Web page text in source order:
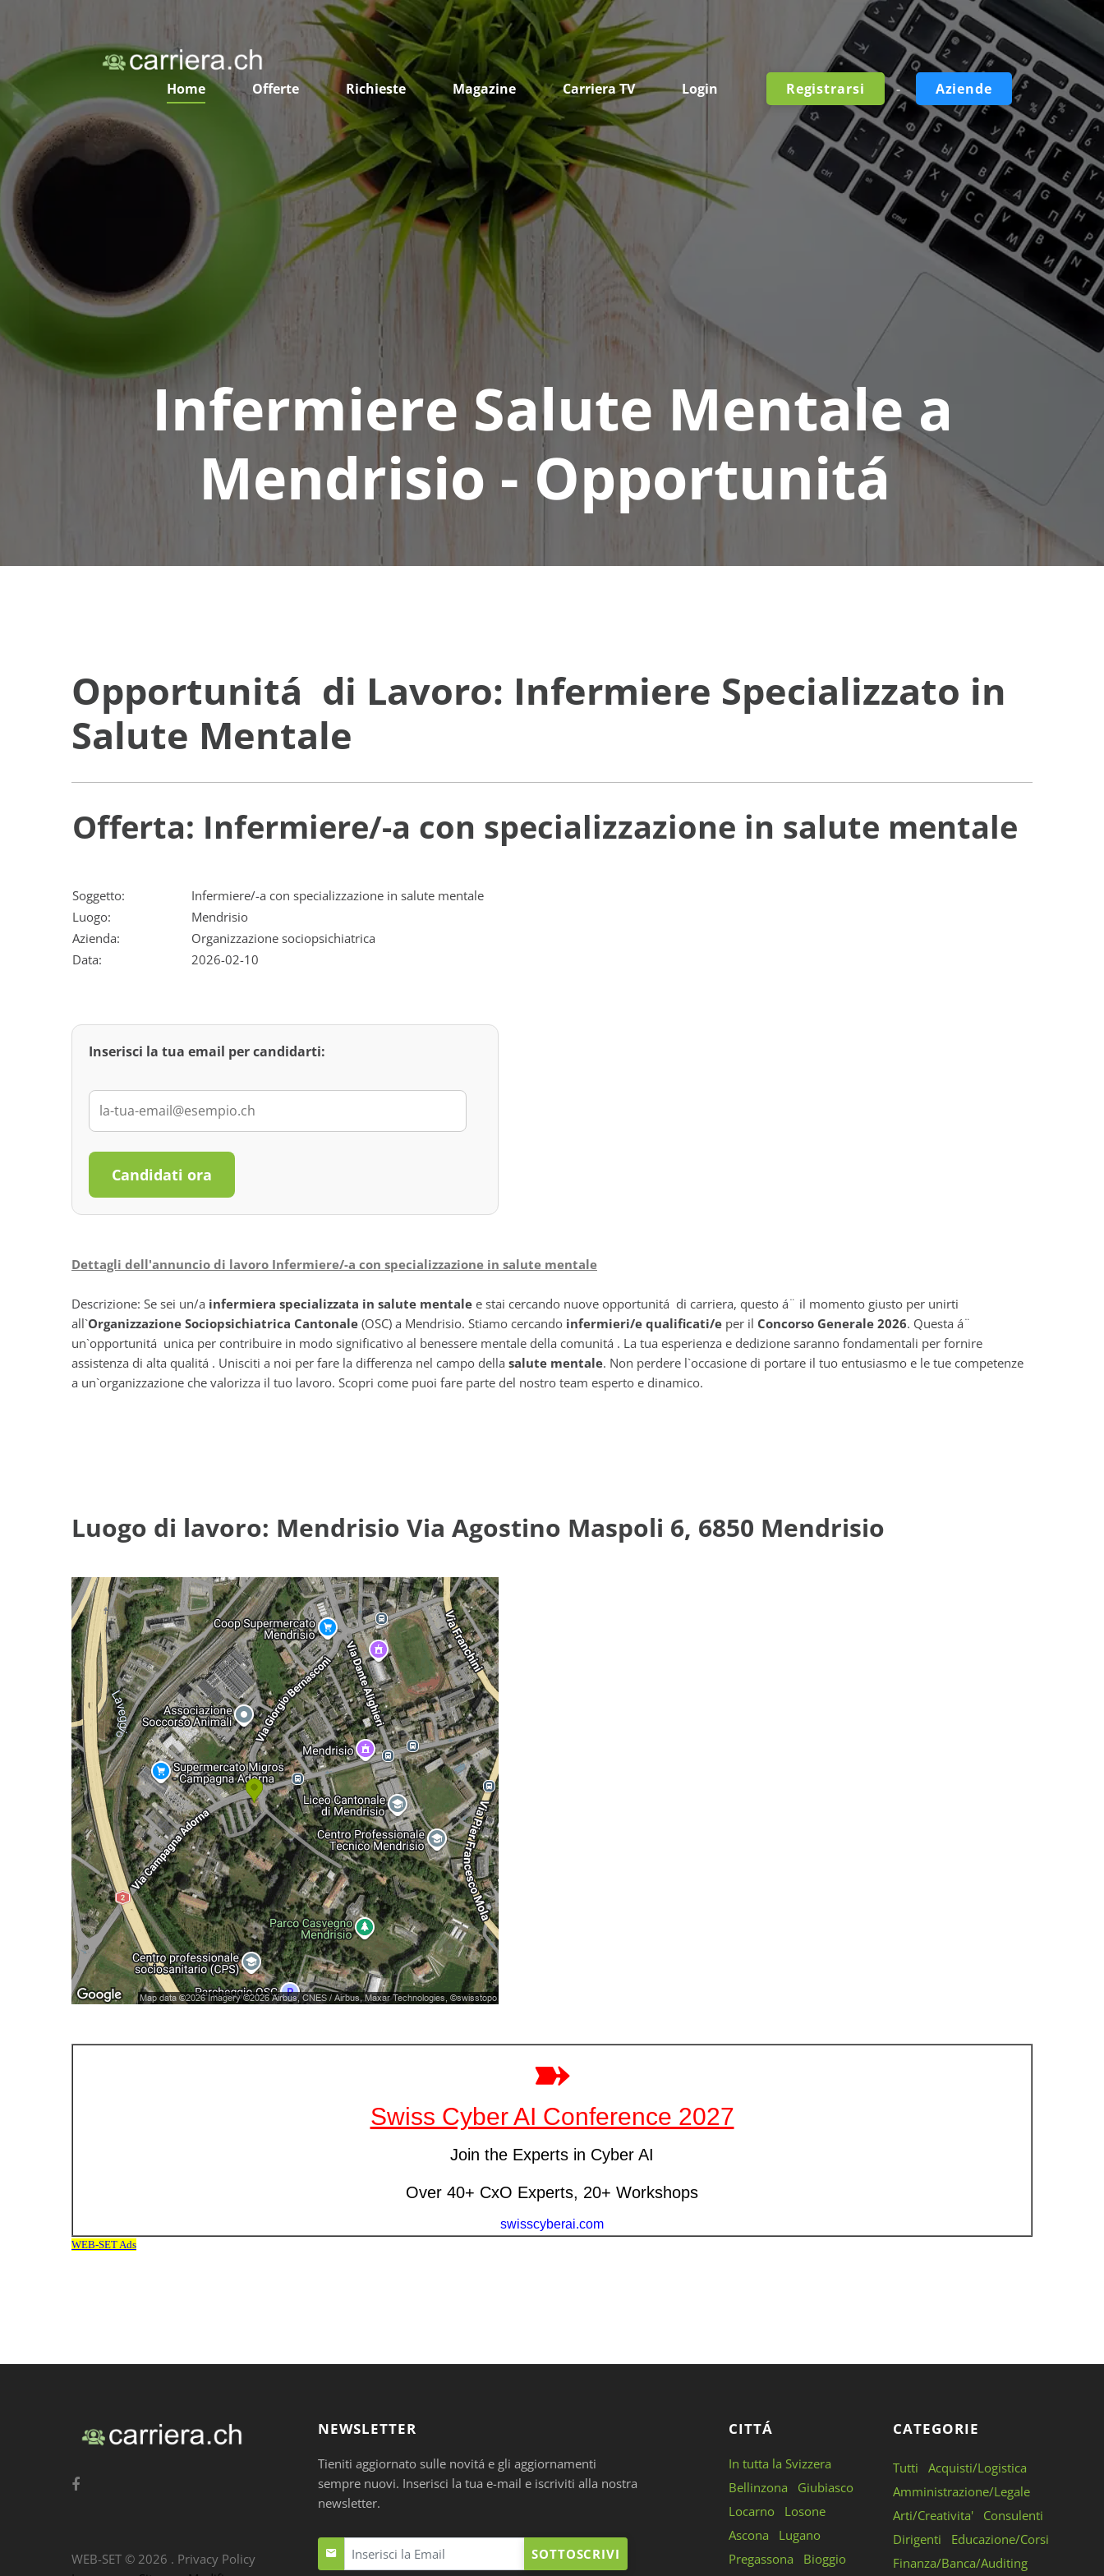
Home Offerte Richieste Magazine Carriera TV Login Registrarsi - Aziende
Infermiere Salute Mentale a
Mendrisio - Opportunitá
Opportunitá di Lavoro: Infermiere Specializzato in
Salute Mentale
Offerta: Infermiere/-a con specializzazione in salute mentale
Soggetto:
Infermiere/-a con specializzazione in salute mentale
Luogo:
Mendrisio
Azienda:
Organizzazione sociopsichiatrica
Data:
2026-02-10
Inserisci la tua email per candidarti:
Candidati ora
Dettagli dell'annuncio di lavoro Infermiere/-a con specializzazione in salute mentale
Descrizione: Se sei un/a infermiera specializzata in salute mentale e stai cercando nuove opportunitá di carriera, questo á¨ il momento giusto per unirti
all`Organizzazione Sociopsichiatrica Cantonale (OSC) a Mendrisio. Stiamo cercando infermieri/e qualificati/e per il Concorso Generale 2026. Questa á¨
un`opportunitá unica per contribuire in modo significativo al benessere mentale della comunitá . La tua esperienza e dedizione saranno fondamentali per fornire
assistenza di alta qualitá . Unisciti a noi per fare la differenza nel campo della salute mentale. Non perdere l`occasione di portare il tuo entusiasmo e le tue competenze
a un`organizzazione che valorizza il tuo lavoro. Scopri come puoi fare parte del nostro team esperto e dinamico.
Luogo di lavoro: Mendrisio Via Agostino Maspoli 6, 6850 Mendrisio
NEWSLETTER
Tieniti aggiornato sulle novitá e gli aggiornamenti
sempre nuovi. Inserisci la tua e-mail e iscriviti alla nostra
newsletter.
SOTTOSCRIVI
CITTÁ
In tutta la Svizzera
Bellinzona
Giubiasco
Locarno
Losone
Ascona
Lugano
Pregassona
Bioggio
CATEGORIE
Tutti
Acquisti/Logistica
Amministrazione/Legale
Arti/Creativita'
Consulenti
Dirigenti
Educazione/Corsi
Finanza/Banca/Auditing
WEB-SET © 2026 . Privacy Policy